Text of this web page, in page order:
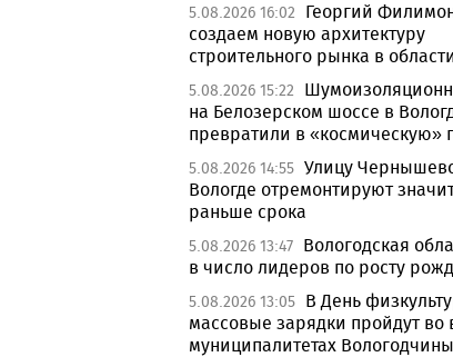
5.08.2026 16:02
Георгий
создаем новую архитектуру
строительного рынка в области
5.08.2026 15:22
на Белозерском шоссе в
превратили в «космическую»
5.08.2026 14:55 Улицу
Вологде отремонтируют
раньше срока
5.08.2026 13:47 Вологодская
в число лидеров по росту
5.08.2026 13:05 В День
массовые зарядки пройдут во
муниципалитетах Вологодчины